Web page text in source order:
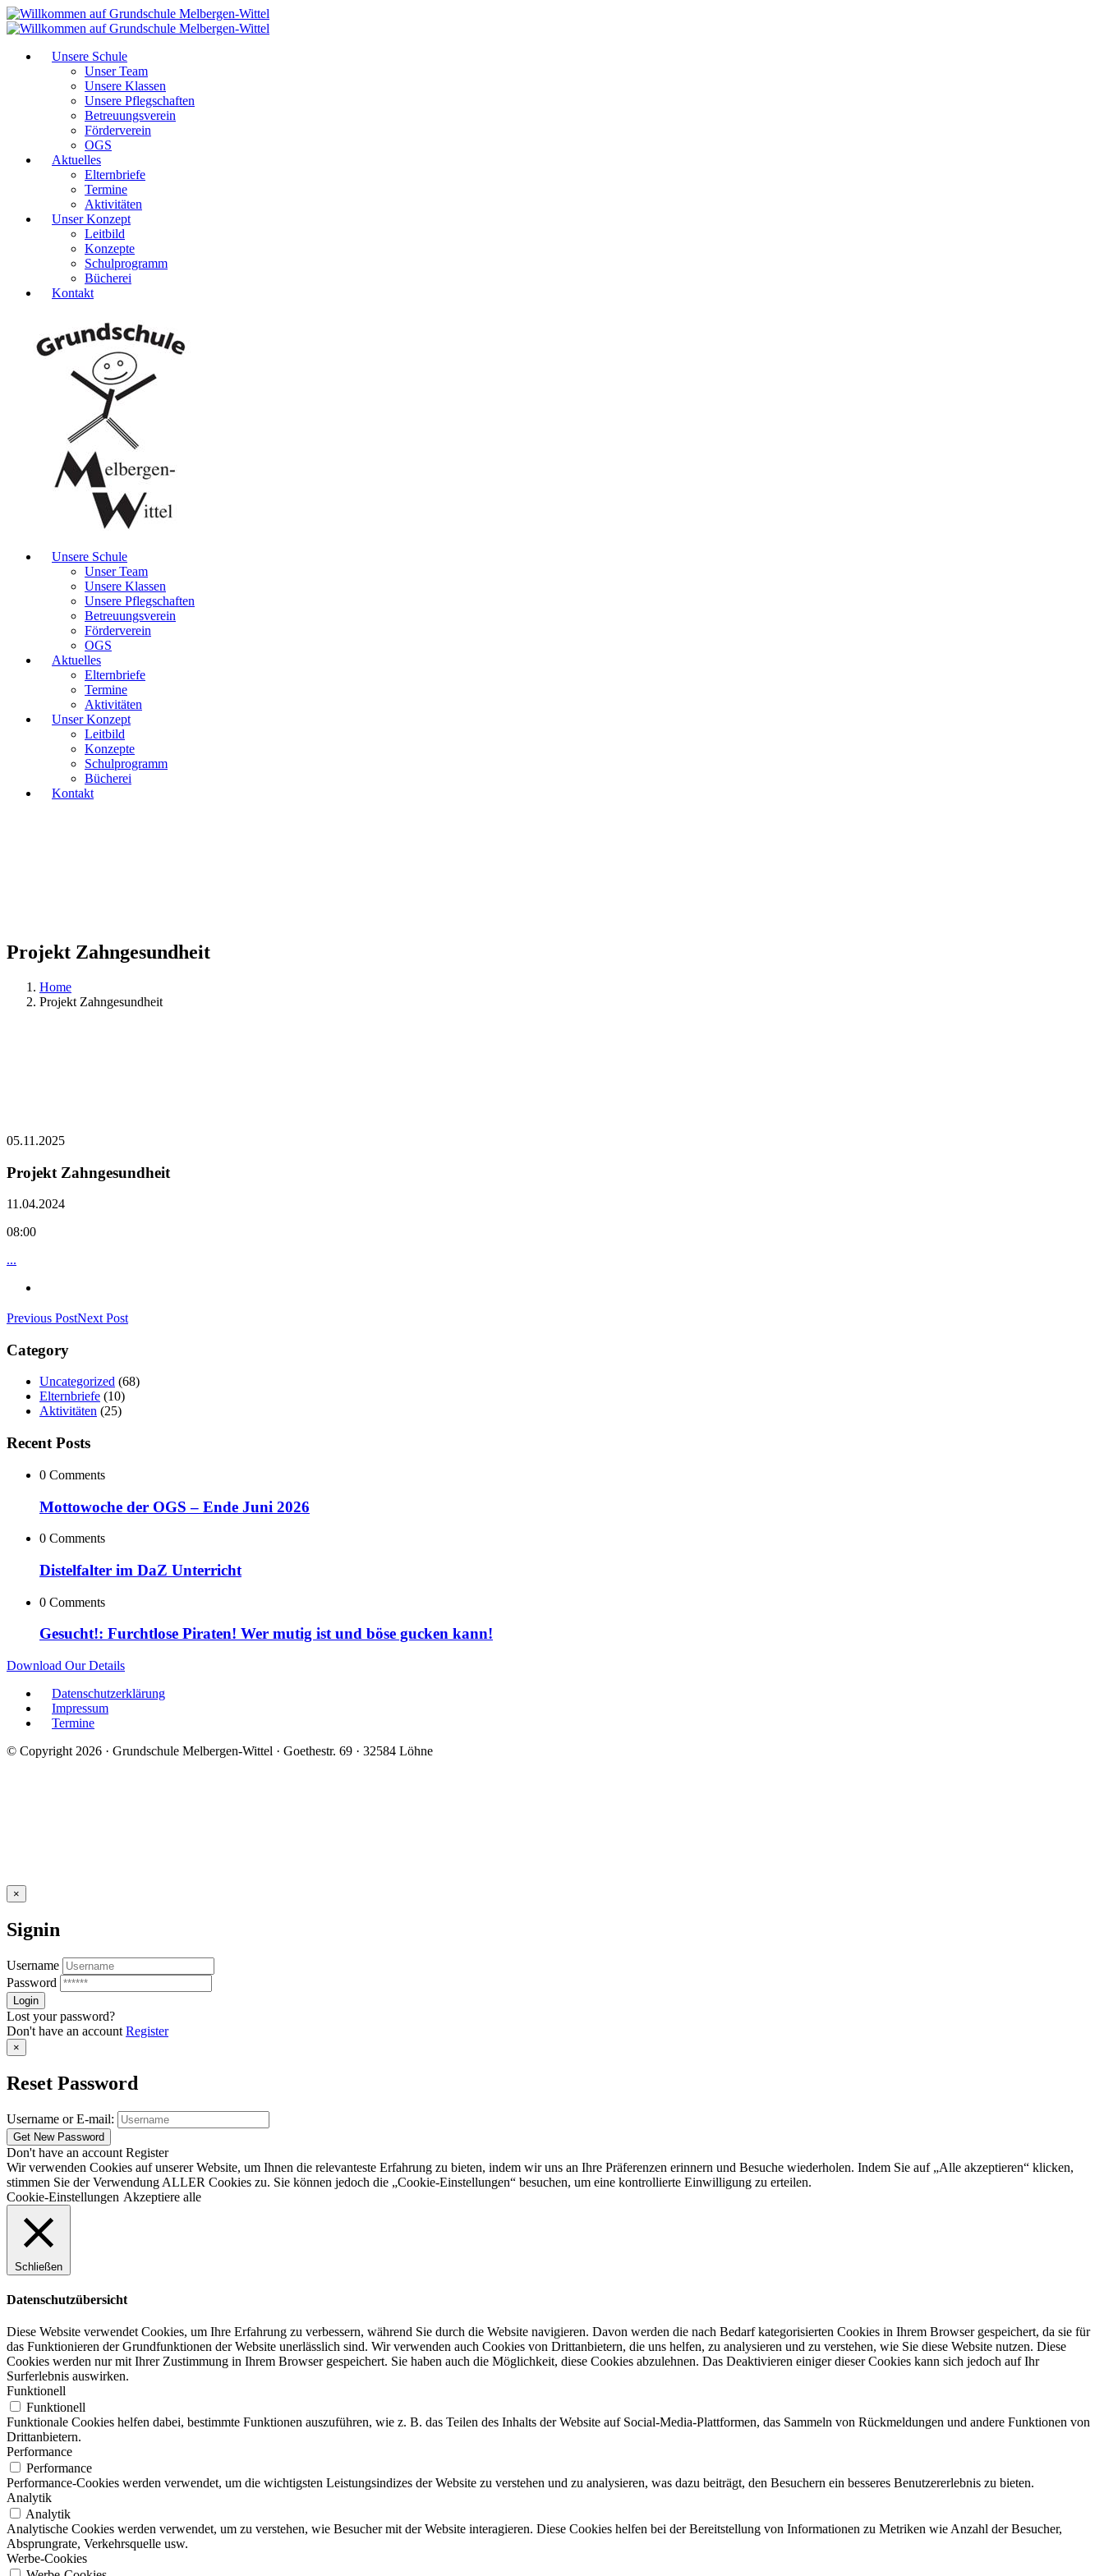
Unsere Schule
Unser Team
Unsere Klassen
Unsere Pflegschaften
Betreuungsverein
Förderverein
OGS
Aktuelles
Elternbriefe
Termine
Aktivitäten
Unser Konzept
Leitbild
Konzepte
Schulprogramm
Bücherei
Kontakt
Unsere Schule
Unser Team
Unsere Klassen
Unsere Pflegschaften
Betreuungsverein
Förderverein
OGS
Aktuelles
Elternbriefe
Termine
Aktivitäten
Unser Konzept
Leitbild
Konzepte
Schulprogramm
Bücherei
Kontakt
Projekt Zahngesundheit
Home
Projekt Zahngesundheit
05.11.2025
Projekt Zahngesundheit
11.04.2024
08:00
...
Previous PostNext Post
Category
Uncategorized (68)
Elternbriefe (10)
Aktivitäten (25)
Recent Posts
0 Comments
Mottowoche der OGS – Ende Juni 2026
0 Comments
Distelfalter im DaZ Unterricht
0 Comments
Gesucht!: Furchtlose Piraten! Wer mutig ist und böse gucken kann!
Download Our Details
Datenschutzerklärung
Impressum
Termine
© Copyright 2026 · Grundschule Melbergen-Wittel · Goethestr. 69 · 32584 Löhne
×
Signin
Username
Password
Lost your password?
Don't have an account Register
×
Reset Password
Username or E-mail:
Don't have an account Register
Wir verwenden Cookies auf unserer Website, um Ihnen die relevanteste Erfahrung zu bieten, indem wir uns an Ihre Präferenzen erinnern und Besuche wiederholen. Indem Sie auf „Alle akzeptieren“ klicken,
stimmen Sie der Verwendung ALLER Cookies zu. Sie können jedoch die „Cookie-Einstellungen“ besuchen, um eine kontrollierte Einwilligung zu erteilen.
Cookie-Einstellungen Akzeptiere alle
Schließen
Datenschutzübersicht
Diese Website verwendet Cookies, um Ihre Erfahrung zu verbessern, während Sie durch die Website navigieren. Davon werden die nach Bedarf kategorisierten Cookies in Ihrem Browser gespeichert, da sie für
das Funktionieren der Grundfunktionen der Website unerlässlich sind. Wir verwenden auch Cookies von Drittanbietern, die uns helfen, zu analysieren und zu verstehen, wie Sie diese Website nutzen. Diese
Cookies werden nur mit Ihrer Zustimmung in Ihrem Browser gespeichert. Sie haben auch die Möglichkeit, diese Cookies abzulehnen. Das Deaktivieren einiger dieser Cookies kann sich jedoch auf Ihr
Surferlebnis auswirken.
Funktionell
Funktionell
Funktionale Cookies helfen dabei, bestimmte Funktionen auszuführen, wie z. B. das Teilen des Inhalts der Website auf Social-Media-Plattformen, das Sammeln von Rückmeldungen und andere Funktionen von
Drittanbietern.
Performance
Performance
Performance-Cookies werden verwendet, um die wichtigsten Leistungsindizes der Website zu verstehen und zu analysieren, was dazu beiträgt, den Besuchern ein besseres Benutzererlebnis zu bieten.
Analytik
Analytik
Analytische Cookies werden verwendet, um zu verstehen, wie Besucher mit der Website interagieren. Diese Cookies helfen bei der Bereitstellung von Informationen zu Metriken wie Anzahl der Besucher,
Absprungrate, Verkehrsquelle usw.
Werbe-Cookies